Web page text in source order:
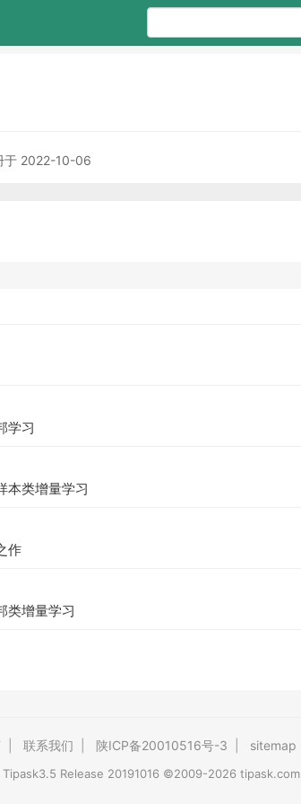
于 2022-10-06
学习
类增量学习
作
增量学习
联系我们 陕ICP备20010516号-3 sitemap
Tipask3.5 Release 20191016 ©2009-2026 tipask.com